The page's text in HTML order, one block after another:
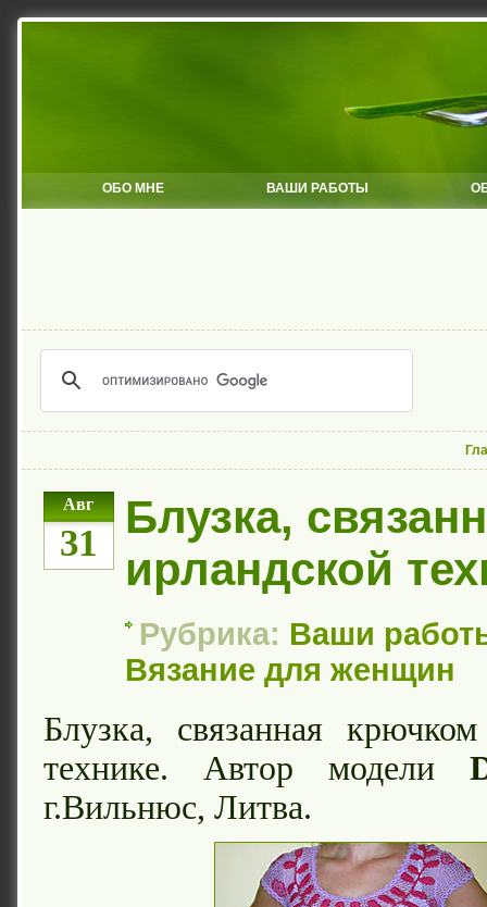
ОБО МНЕ ВАШИ РАБОТЫ
Авг
31
Блузка,
ирландской
Рубрика: Ваши
Вязание для женщин
Блузка, связанная
технике. Автор модели
г.Вильнюс, Литва.